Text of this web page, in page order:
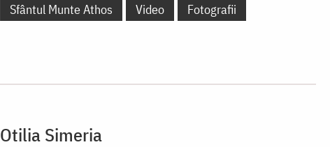
Sfântul Munte Athos
Video Fotografii
Otilia Simeria